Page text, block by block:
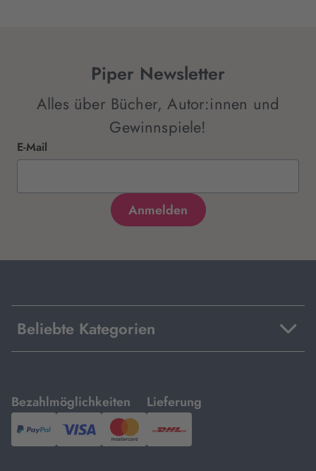
Piper Newsletter
Alles über Bücher, Autor:innen und
Gewinnspiele!
E-Mail
Beliebte Kategorien
Bezahlmöglichkeiten
mit
PayPal,Visa
und
Lieferung
mit
DHL.